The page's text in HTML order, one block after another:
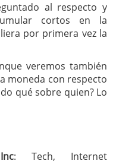
al respecto y
cortos en la
por primera vez la
veremos también
moneda con respecto
qué sobre quien? Lo
: Tech, Internet